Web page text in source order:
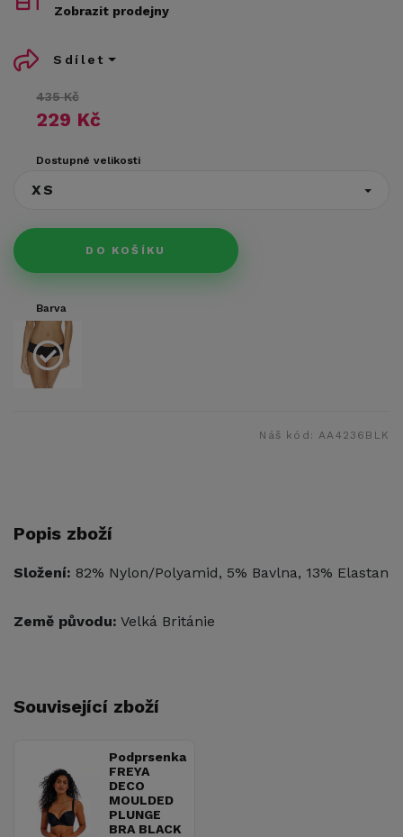
435 Kč
229 Kč
Dostupné velikosti
XS
DO KOŠÍKU
Zobrazit prodejny
Sdílet
Barva
Náš kód:AA4236BLK
Popis zboží
Složení: 82% Nylon/Polyamid, 5% Bavlna, 13% Elastan
Země původu: Velká Británie
Související zboží
Podprsenka
FREYA
DECO
MOULDED
PLUNGE
BRA BLACK